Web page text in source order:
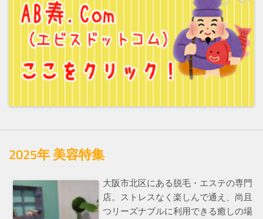
2025年 美容特集
大阪市北区にある脱毛・エステの専門
店。ストレスなく楽しんで通え、尚且
つリーズナブルに利用できる癒しの場